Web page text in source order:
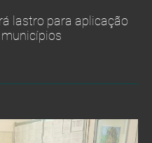
lastro para aplicação